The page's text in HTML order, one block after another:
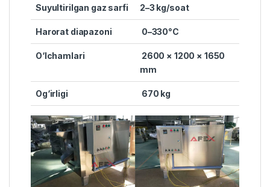
Suyultirilgan gaz sarfi 2–3 kg/soat
Harorat diapazoni 0–330°C
O‘lchamlari
2600 × 1200 × 1650
mm
Og‘irligi 670 kg